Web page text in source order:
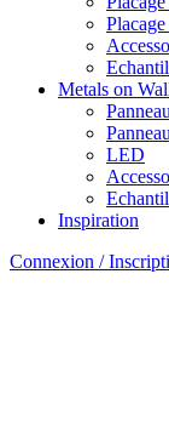
Metals on
LED
Inspiration
Connexion /